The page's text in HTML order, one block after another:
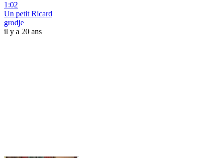
1:02
Un petit Ricard
grodje
il y a 20 ans